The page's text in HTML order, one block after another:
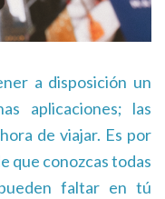
a disposición un
aplicaciones; las
de viajar. Es por
que conozcas todas
faltar en tú